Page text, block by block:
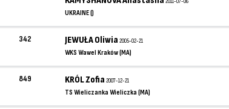
UKRAINE ()
342 JEWUŁA Oliwia2005-02-21
WKS Wawel Kraków (MA)
849 KRÓL Zofia2007-12-21
TS Wieliczanka Wieliczka (MA)